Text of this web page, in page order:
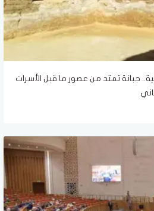
جبانة تمتد من عصور ما قبل الأسرات